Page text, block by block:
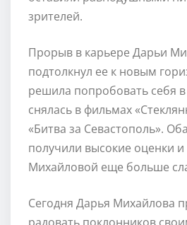
зрителей.
Прорыв в карьере Дарьи
подтолкнул ее к новым
решила попробовать себя
снялась в фильмах
«Битва за Севастополь».
получили высокие оценки
Михайловой еще больше
Сегодня Дарья Михайлова